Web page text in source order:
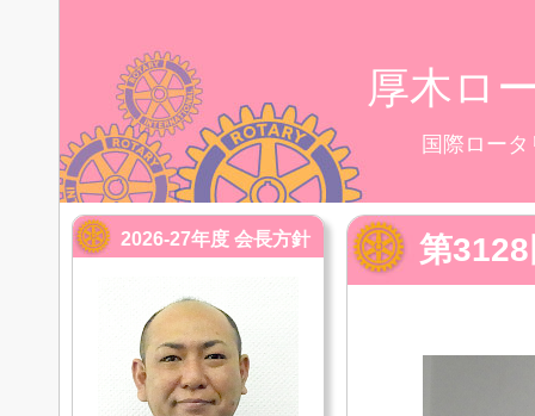
厚木ロ
国際ロー
第
2026-27年度 会長方針